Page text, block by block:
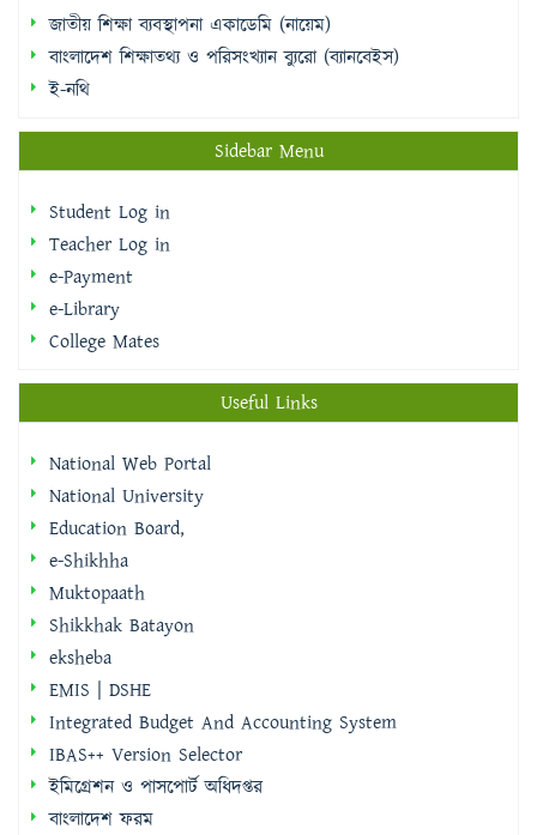
জাতীয় শিক্ষা ব্যবস্থাপনা একাডেমি (নায়েম)
বাংলাদেশ শিক্ষাতথ্য ও পরিসংখ্যান ব্যুরো (ব্যানবেইস)
ই-নথি
Sidebar Menu
Student Log in
Teacher Log in
e-Payment
e-Library
College Mates
Useful Links
National Web Portal
National University
Education Board,
e-Shikhha
Muktopaath
Shikkhak Batayon
eksheba
EMIS | DSHE
Integrated Budget And Accounting System
IBAS++ Version Selector
ইমিগ্রেশন ও পাসপোর্ট অধিদপ্তর
বাংলাদেশ ফরম